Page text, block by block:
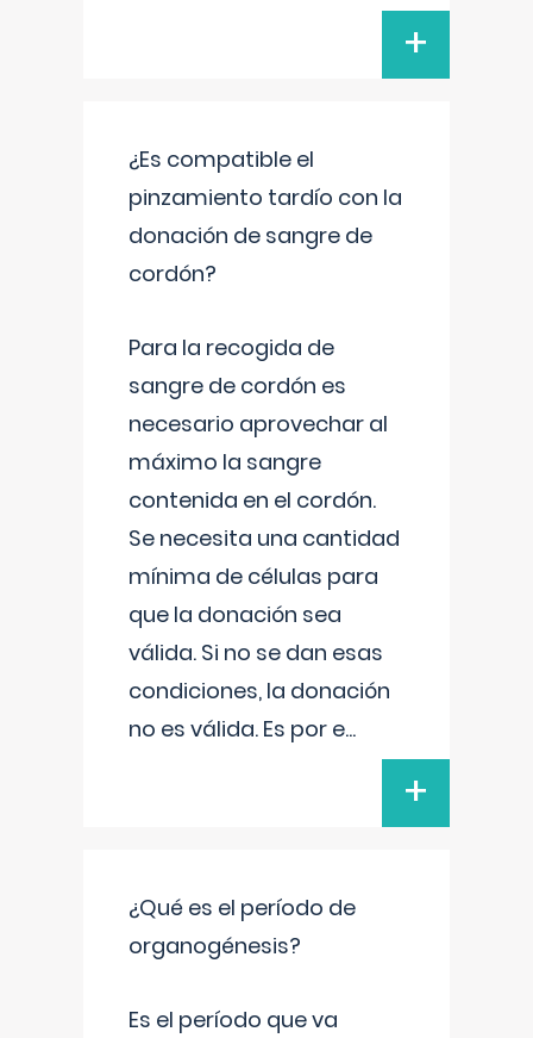
+
¿Es compatible el
pinzamiento tardío con la
donación de sangre de
cordón?
Para la recogida de
sangre de cordón es
necesario aprovechar al
máximo la sangre
contenida en el cordón.
Se necesita una cantidad
mínima de células para
que la donación sea
válida. Si no se dan esas
condiciones, la donación
no es válida. Es por e...
+
¿Qué es el período de
organogénesis?
Es el período que va